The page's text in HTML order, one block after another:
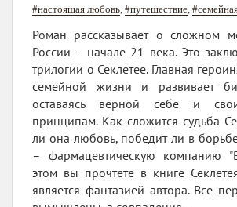
#настоящая любовь, #путешествие,
Роман рассказывает о сложном
России – начале 21 века. Это
трилогии о Секлетее. Главная
семейной жизни и развивает
оставаясь верной себе и
принципам. Как сложится судьба
ли она любовь, победит ли в
– фармацевтическую компанию
этом вы прочтете в книге
является фантазией автора. Все